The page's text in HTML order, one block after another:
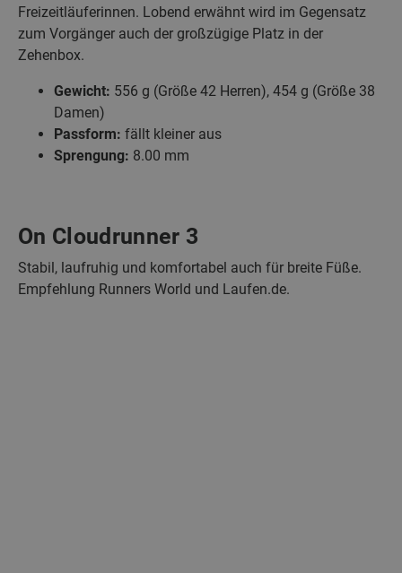
Freizeitläuferinnen. Lobend erwähnt wird im Gegensatz
zum Vorgänger auch der großzügige Platz in der
Zehenbox.
Gewicht: 556 g (Größe 42 Herren), 454 g (Größe 38
Damen)
Passform: fällt kleiner aus
Sprengung: 8.00 mm
On Cloudrunner 3
Stabil, laufruhig und komfortabel auch für breite Füße.
Empfehlung Runners World und Laufen.de.